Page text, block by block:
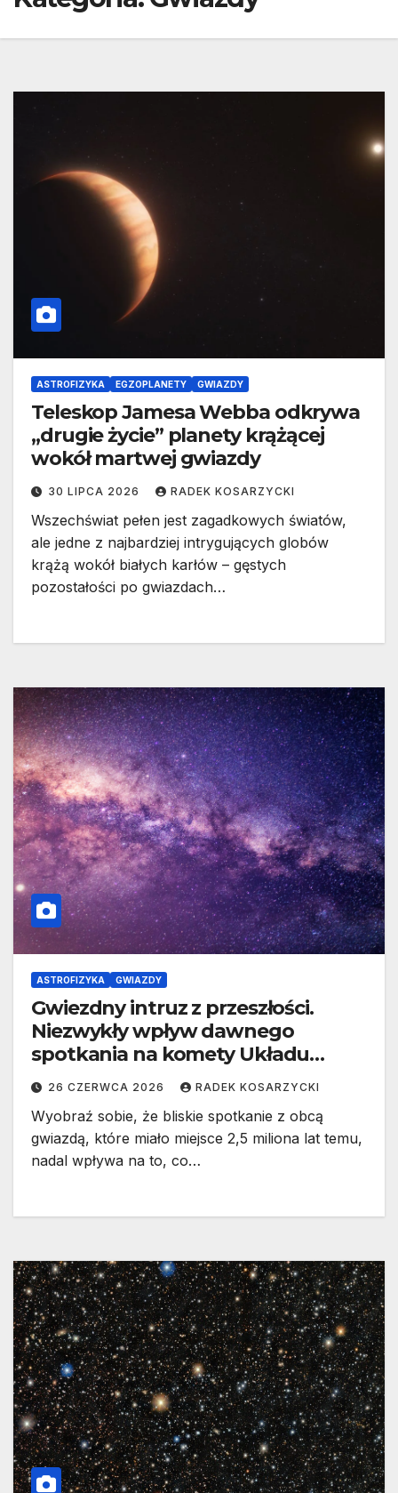
ASTROFIZYKA EGZOPLANETY GWIAZDY
Teleskop Jamesa Webba odkrywa
„drugie życie” planety krążącej
wokół martwej gwiazdy
30 LIPCA 2026 RADEK KOSARZYCKI
Wszechświat pełen jest zagadkowych światów,
ale jedne z najbardziej intrygujących globów
krążą wokół białych karłów – gęstych
pozostałości po gwiazdach…
ASTROFIZYKA GWIAZDY
Gwiezdny intruz z przeszłości.
Niezwykły wpływ dawnego
spotkania na komety Układu
Słonecznego
26 CZERWCA 2026 RADEK KOSARZYCKI
Wyobraź sobie, że bliskie spotkanie z obcą
gwiazdą, które miało miejsce 2,5 miliona lat temu,
nadal wpływa na to, co…